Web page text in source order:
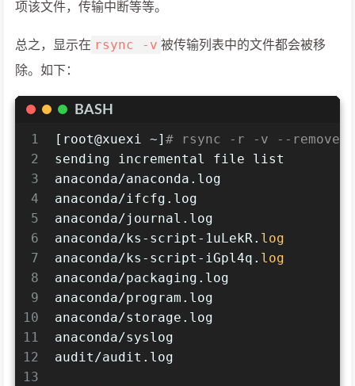
项该文件，传输中断等等。
总之，显示在 rsync -v 被传输列表中的文件都会被移
除。如下：
BASH
1
2
3
4
5
6
7
8
9
10
11
12
13
[root@xuexi ~] # rsync -r -v --remove-
sending incremental file list
anaconda/anaconda.log
anaconda/ifcfg.log
anaconda/journal.log
anaconda/ks-script-1uLekR. log
anaconda/ks-script-iGpl4q. log
anaconda/packaging.log
anaconda/program.log
anaconda/storage.log
anaconda/syslog
audit/audit.log